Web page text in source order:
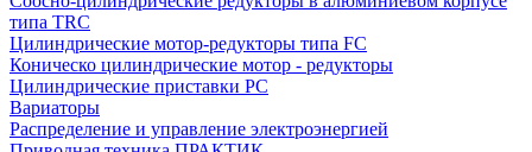
типа TRC
Цилиндрические мотор-редукторы типа FC
Коническо цилиндрические мотор - редукторы
Цилиндрические приставки PC
Вариаторы
Распределение и управление электроэнергией